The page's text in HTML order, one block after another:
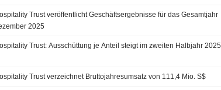
Trust veröffentlicht Geschäftsergebnisse für das Gesamtjahr
2025
Trust: Ausschüttung je Anteil steigt im zweiten Halbjahr 2025
Trust verzeichnet Bruttojahresumsatz von 111,4 Mio. S$